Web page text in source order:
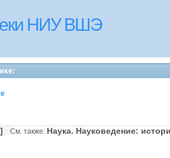
НИУ ВШЭ
См. также: Наука. Науковедение: